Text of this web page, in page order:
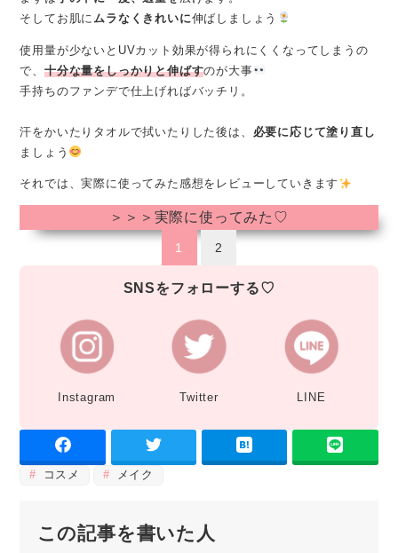
そしてお肌に ムラなくきれいに伸ばしましょう
使用量が少ないとUVカット効果が得られにくくなってしまうの
で、 十分な量をしっかりと伸ばすのが大事
手持ちのファンデで仕上げればバッチリ。
汗をかいたりタオルで拭いたりした後は、 必要に応じて塗り直し
ましょう
それでは、実際に使ってみた感想をレビューしていきます
＞＞＞実際に使ってみた♡
1 2
SNSをフォローする♡
Instagram Twitter LINE
コスメ メイク
この記事を書いた人